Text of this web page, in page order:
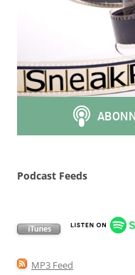
Podcast Feeds
MP3 Feed